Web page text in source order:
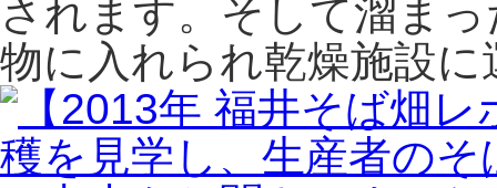
されます。そして溜ま
物に入れられ乾燥施設